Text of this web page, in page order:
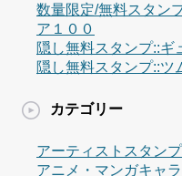
数量限定/無料スタン
ア１００
隠し無料スタンプ::ギ
隠し無料スタンプ::ツ
カテゴリー
アーティストスタンプ
アニメ・マンガキャ